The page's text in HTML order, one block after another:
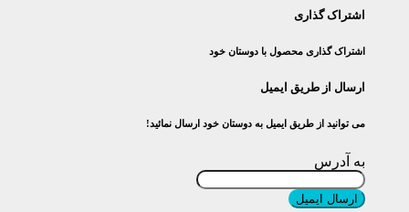
اشتراک گذاری
اشتراک گذاری محصول با دوستان خود
ارسال از طریق ایمیل
می توانید از طریق ایمیل به دوستان خود ارسال نمائید!
به آدرس
ارسال ایمیل